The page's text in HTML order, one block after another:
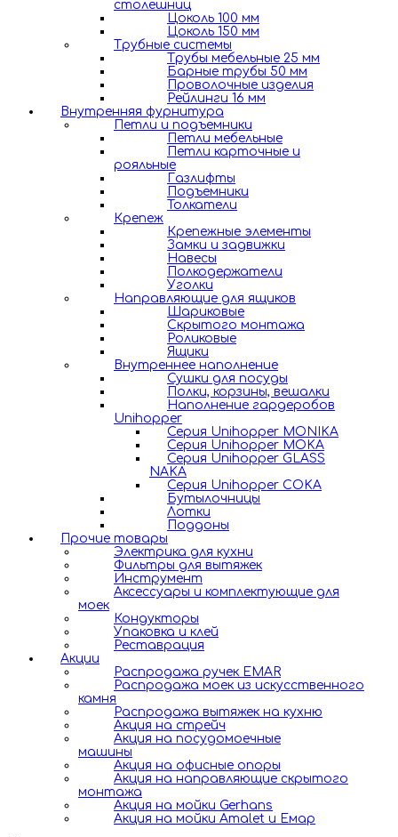
столешниц
Цоколь 100 мм
Цоколь 150 мм
Трубные системы
Трубы мебельные 25 мм
Барные трубы 50 мм
Проволочные изделия
Рейлинги 16 мм
Внутренняя фурнитура
Петли и подъемники
Петли мебельные
Петли карточные и
рояльные
Газлифты
Подъемники
Толкатели
Крепеж
Крепежные элементы
Замки и задвижки
Навесы
Полкодержатели
Уголки
Направляющие для ящиков
Шариковые
Скрытого монтажа
Роликовые
Ящики
Внутреннее наполнение
Сушки для посуды
Полки, корзины, вешалки
Наполнение гардеробов
Unihopper
Серия Unihopper MONIKA
Серия Unihopper MOKA
Серия Unihopper GLASS
NAKA
Серия Unihopper COKA
Бутылочницы
Лотки
Поддоны
Прочие товары
Электрика для кухни
Фильтры для вытяжек
Инструмент
Аксессуары и комплектующие для
моек
Кондукторы
Упаковка и клей
Реставрация
Акции
Распродажа ручек EMAR
Распродажа моек из искусственного
камня
Распродажа вытяжек на кухню
Акция на стрейч
Акция на посудомоечные
машины
Акция на офисные опоры
Акция на направляющие скрытого
монтажа
Акция на мойки Gerhans
Акция на мойки Amalet и Емар